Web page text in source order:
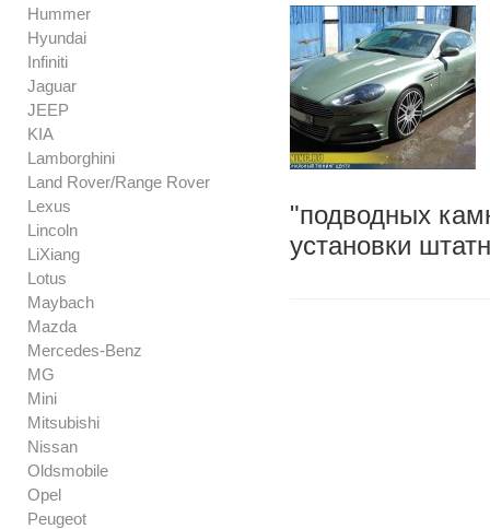
Hummer
Hyundai
Infiniti
Jaguar
JEEP
KIA
Lamborghini
Land Rover/Range Rover
Lexus
Lincoln
LiXiang
Lotus
Maybach
Mazda
Mercedes-Benz
MG
Mini
Mitsubishi
Nissan
Oldsmobile
Opel
Peugeot
"подводных
установки